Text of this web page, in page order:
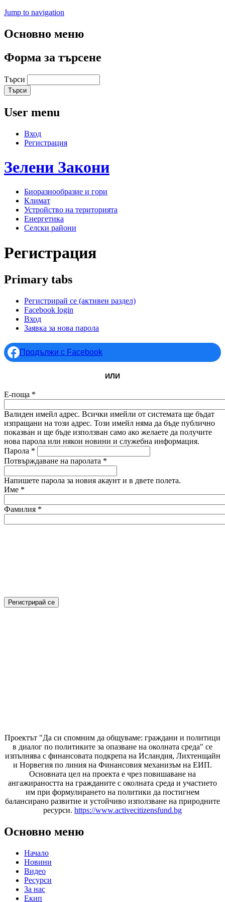
Jump to navigation
Основно меню
Форма за търсене
Търси
User menu
Вход
Регистрация
Зелени Закони
Биоразнообразие и гори
Климат
Устройство на територията
Енергетика
Селски райони
Регистрация
Primary tabs
Регистрирай се (активен раздел)
Facebook login
Вход
Заявка за нова парола
Продължи с Facebook
ИЛИ
Е-поща *
Валиден имейл адрес. Всички имейли от системата ще бъдат
изпращани на този адрес. Този имейл няма да бъде публично
показван и ще бъде използван само ако желаете да получите
нова парола или някои новини и служебна информация.
Парола *
Потвърждаване на паролата *
Напишете парола за новия акаунт и в двете полета.
Име *
Фамилия *
Проектът "Да си спомним да общуваме: граждани и политици
в диалог по политиките за опазване на околната среда" се
изпълнява с финансовата подкрепа на Исландия, Лихтенщайн
и Норвегия по линия на Финансовия механизъм на ЕИП.
Основната цел на проекта е чрез повишаване на
ангажираността на гражданите с околната среда и участието
им при формулирането на политики да постигнем
балансирано развитие и устойчиво използване на природните
ресурси. https://www.activecitizensfund.bg
Основно меню
Начало
Новини
Видео
Ресурси
За нас
Екип